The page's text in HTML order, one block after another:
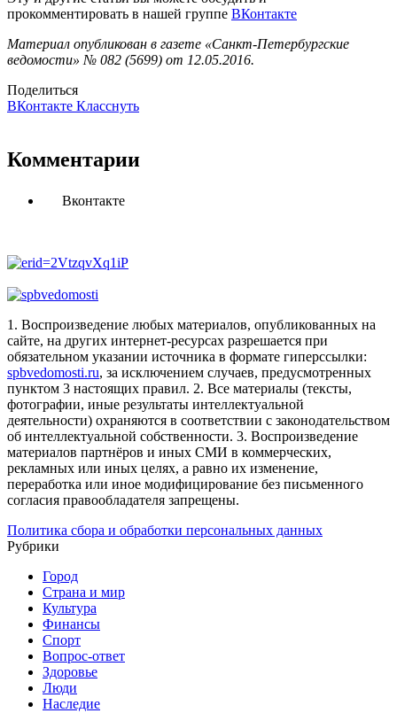
прокомментировать в нашей группе ВКонтакте
Материал опубликован в газете «Санкт-Петербургские
ведомости» № 082 (5699) от 12.05.2016.
Поделиться
ВКонтакте Класснуть
Комментарии
Вконтакте
1. Воспроизведение любых материалов, опубликованных на
сайте, на других интернет-ресурсах разрешается при
обязательном указании источника в формате гиперссылки:
spbvedomosti.ru, за исключением случаев, предусмотренных
пунктом 3 настоящих правил. 2. Все материалы (тексты,
фотографии, иные результаты интеллектуальной
деятельности) охраняются в соответствии с законодательством
об интеллектуальной собственности. 3. Воспроизведение
материалов партнёров и иных СМИ в коммерческих,
рекламных или иных целях, а равно их изменение,
переработка или иное модифицирование без письменного
согласия правообладателя запрещены.
Политика сбора и обработки персональных данных
Рубрики
Город
Страна и мир
Культура
Финансы
Спорт
Вопрос-ответ
Здоровье
Люди
Наследие